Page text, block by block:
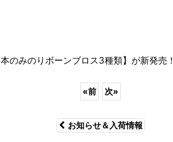
のみのりボーンブロス3種類】が新発売！
«前 次»
お知らせ＆入荷情報